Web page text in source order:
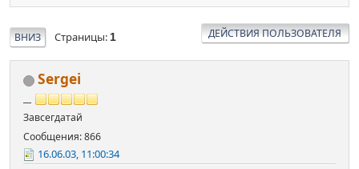
ВНИЗ Страницы 1 ДЕЙСТВИЯ ПОЛЬЗОВАТЕЛЯ
Sergei
Завсегдатай
Сообщения: 866
16.06.03, 11:00:34